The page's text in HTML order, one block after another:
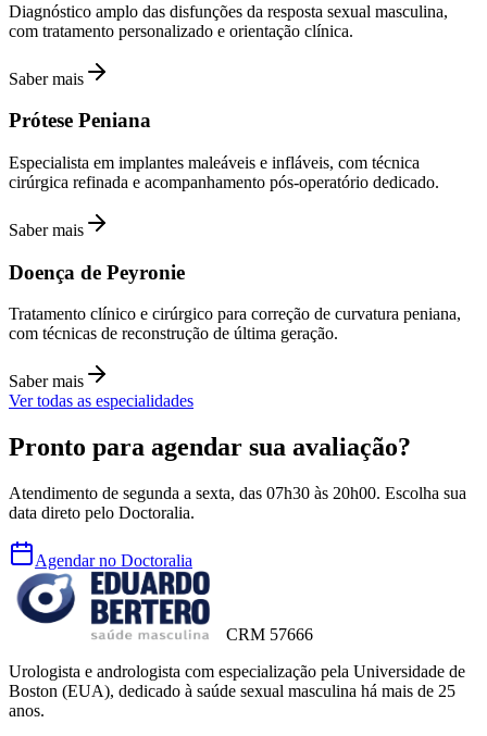
Diagnóstico amplo das disfunções da resposta sexual masculina,
com tratamento personalizado e orientação clínica.
Saber mais
Prótese Peniana
Especialista em implantes maleáveis e infláveis, com técnica
cirúrgica refinada e acompanhamento pós-operatório dedicado.
Saber mais
Doença de Peyronie
Tratamento clínico e cirúrgico para correção de curvatura peniana,
com técnicas de reconstrução de última geração.
Saber mais
Ver todas as especialidades
Pronto para agendar sua avaliação?
Atendimento de segunda a sexta, das 07h30 às 20h00. Escolha sua
data direto pelo Doctoralia.
Agendar no Doctoralia
CRM 57666
Urologista e andrologista com especialização pela Universidade de
Boston (EUA), dedicado à saúde sexual masculina há mais de 25
anos.